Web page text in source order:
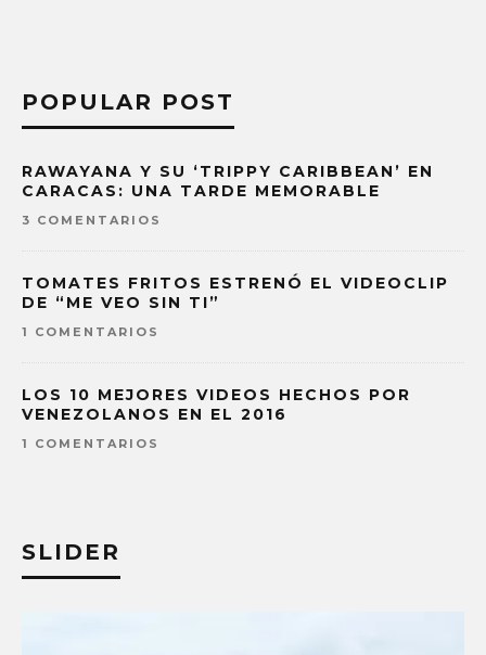
POPULAR POST
RAWAYANA Y SU ‘TRIPPY CARIBBEAN’ EN
CARACAS: UNA TARDE MEMORABLE
3 COMENTARIOS
TOMATES FRITOS ESTRENÓ EL VIDEOCLIP
DE “ME VEO SIN TI”
1 COMENTARIOS
LOS 10 MEJORES VIDEOS HECHOS POR
VENEZOLANOS EN EL 2016
1 COMENTARIOS
SLIDER